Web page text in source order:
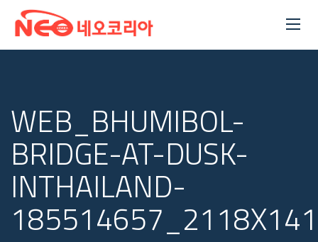
WEB_BHUMIBOL-
BRIDGE-AT-DUSK-
INTHAILAND-